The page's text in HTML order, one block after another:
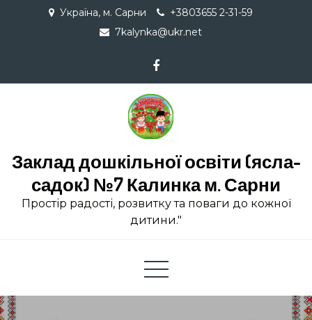
Україна, м. Сарни
+3803655 2-31-59
7kalynka@ukr.net
Заклад дошкільної освіти (ясла-
садок) №7 Калинка м. Сарни
Простір радості, розвитку та поваги до кожної
дитини."